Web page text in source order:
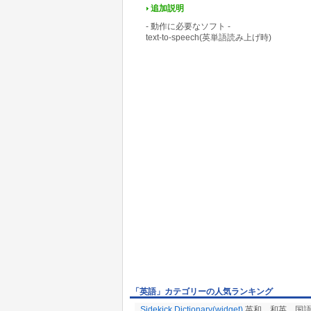
追加説明
- 動作に必要なソフト -
text-to-speech(英単語読み上げ時)
「英語」カテゴリーの人気ランキング